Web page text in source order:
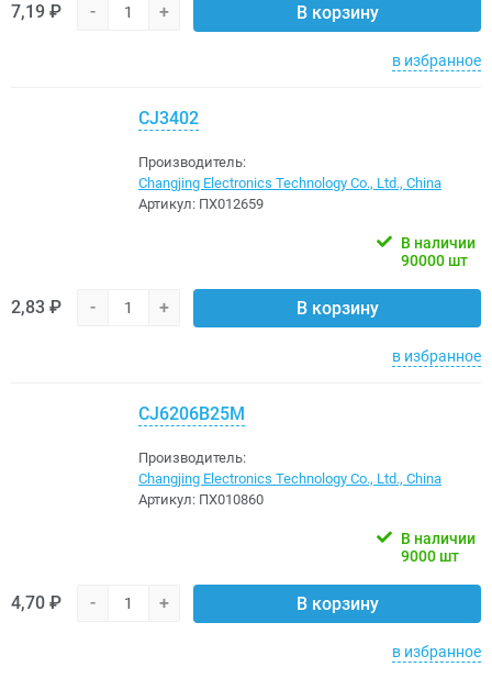
7,19 ₽ - + В корзину
в избранное
CJ3402
Производитель:
Changjing Electronics Technology Co., Ltd., China
Артикул: ПХ012659
В наличии
90000 шт
2,83 ₽ - + В корзину
в избранное
CJ6206B25M
Производитель:
Changjing Electronics Technology Co., Ltd., China
Артикул: ПХ010860
В наличии
9000 шт
4,70 ₽ - + В корзину
в избранное